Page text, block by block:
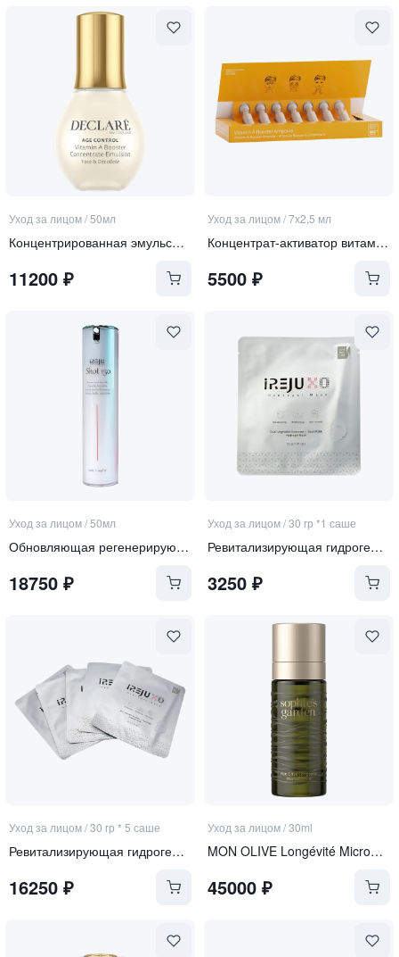
Уход за лицом/50мл
Концентрированная эмульсия-активатор витамина А 3-в-1 для зоны лица, шеи и декольте "Vitamin А booste"
11200 ₽
Уход за лицом/7х2,5 мл
Концентрат-активатор витамина А для чувствительной кожи
5500₽
Уход за лицом/50мл
Обновляющая регенерирующая сыворотка со спикулами
18750 ₽
Уход за лицом/30 гр *1 саше
Ревитализирующая гидрогелевая маска с экзосомами и ПДРН
3250₽
Уход за лицом/30 гр * 5 саше
Ревитализирующая гидрогелевая маска с экзосомами и ПДРН
16250 ₽
Уход за лицом/30ml
MON OLIVE Longévité Microgel Sérum
45000₽